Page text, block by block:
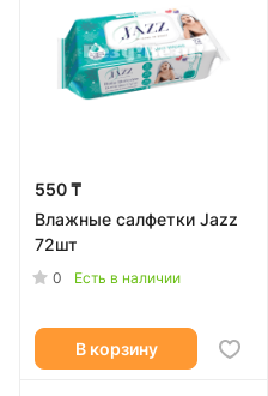
550 ₸
Влажные салфетки Jazz
72шт
0 Есть в наличии
В корзину